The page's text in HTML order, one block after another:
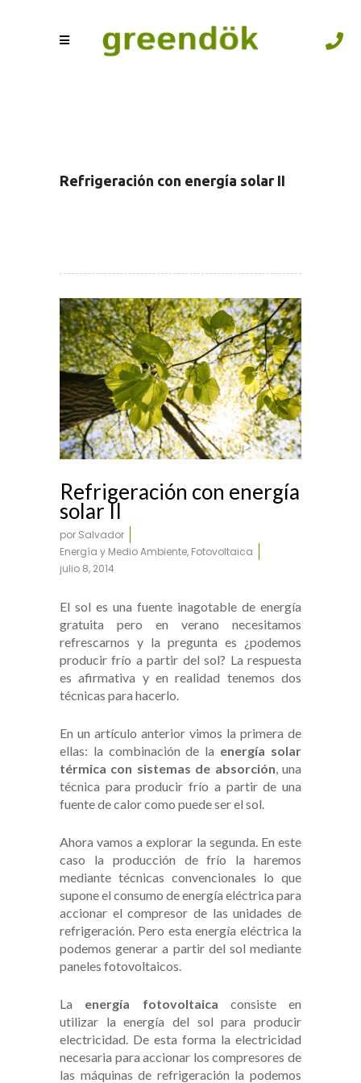
Refrigeración con energía solar II
Refrigeración con energía
solar II
por Salvador
Energía y Medio Ambiente, Fotovoltaica
julio 8, 2014
El sol es una fuente inagotable de energía
gratuita pero en verano necesitamos
refrescarnos y la pregunta es ¿podemos
producir frío a partir del sol? La respuesta
es afirmativa y en realidad tenemos dos
técnicas para hacerlo.
En un artículo anterior vimos la primera de
ellas: la combinación de la energía solar
térmica con sistemas de absorción, una
técnica para producir frío a partir de una
fuente de calor como puede ser el sol.
Ahora vamos a explorar la segunda. En este
caso la producción de frío la haremos
mediante técnicas convencionales lo que
supone el consumo de energía eléctrica para
accionar el compresor de las unidades de
refrigeración. Pero esta energía eléctrica la
podemos generar a partir del sol mediante
paneles fotovoltaicos.
La energía fotovoltaica consiste en
utilizar la energía del sol para producir
electricidad. De esta forma la electricidad
necesaria para accionar los compresores de
las máquinas de refrigeración la podemos